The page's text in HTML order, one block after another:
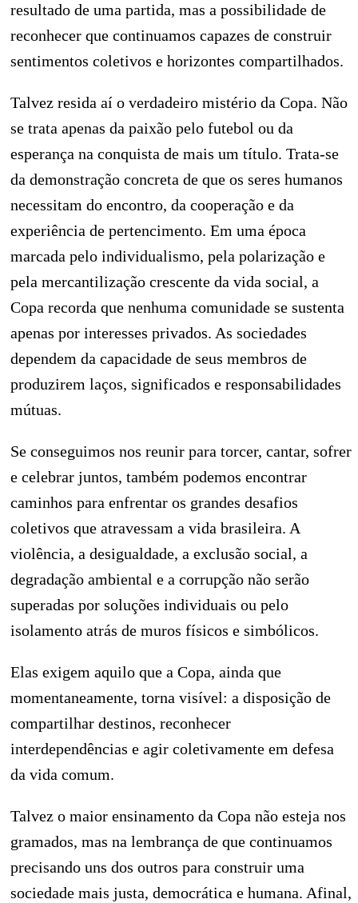
resultado de uma partida, mas a possibilidade de
reconhecer que continuamos capazes de construir
sentimentos coletivos e horizontes compartilhados.
Talvez resida aí o verdadeiro mistério da Copa. Não
se trata apenas da paixão pelo futebol ou da
esperança na conquista de mais um título. Trata-se
da demonstração concreta de que os seres humanos
necessitam do encontro, da cooperação e da
experiência de pertencimento. Em uma época
marcada pelo individualismo, pela polarização e
pela mercantilização crescente da vida social, a
Copa recorda que nenhuma comunidade se sustenta
apenas por interesses privados. As sociedades
dependem da capacidade de seus membros de
produzirem laços, significados e responsabilidades
mútuas.
Se conseguimos nos reunir para torcer, cantar, sofrer
e celebrar juntos, também podemos encontrar
caminhos para enfrentar os grandes desafios
coletivos que atravessam a vida brasileira. A
violência, a desigualdade, a exclusão social, a
degradação ambiental e a corrupção não serão
superadas por soluções individuais ou pelo
isolamento atrás de muros físicos e simbólicos.
Elas exigem aquilo que a Copa, ainda que
momentaneamente, torna visível: a disposição de
compartilhar destinos, reconhecer
interdependências e agir coletivamente em defesa
da vida comum.
Talvez o maior ensinamento da Copa não esteja nos
gramados, mas na lembrança de que continuamos
precisando uns dos outros para construir uma
sociedade mais justa, democrática e humana. Afinal,